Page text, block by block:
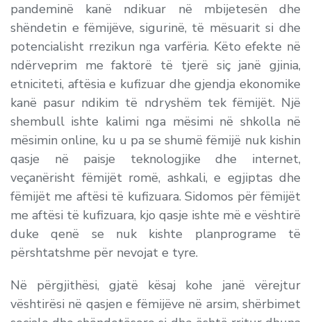
pandeminë kanë ndikuar në mbijetesën dhe
shëndetin e fëmijëve, sigurinë, të mësuarit si dhe
potencialisht rrezikun nga varfëria. Këto efekte në
ndërveprim me faktorë të tjerë siç janë gjinia,
etniciteti, aftësia e kufizuar dhe gjendja ekonomike
kanë pasur ndikim të ndryshëm tek fëmijët. Një
shembull ishte kalimi nga mësimi në shkolla në
mësimin online, ku u pa se shumë fëmijë nuk kishin
qasje në paisje teknologjike dhe internet,
veçanërisht fëmijët romë, ashkali, e egjiptas dhe
fëmijët me aftësi të kufizuara. Sidomos për fëmijët
me aftësi të kufizuara, kjo qasje ishte më e vështirë
duke qenë se nuk kishte planprograme të
përshtatshme për nevojat e tyre.
Në përgjithësi, gjatë kësaj kohe janë vërejtur
vështirësi në qasjen e fëmijëve në arsim, shërbimet